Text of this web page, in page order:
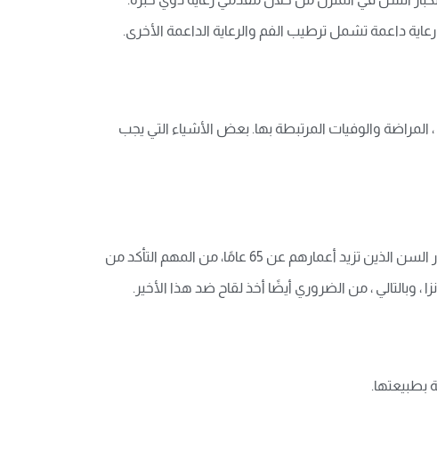
داعمة تشمل ترطيب الفم والرعاية الداعمة الأخرى.
، المراضة والوفيات المرتبطة بها. بعض الأشياء التي يجب
يعتبر لقاح المكورات الرئوية خطوة أولى مهمة في الوقاية من هذه الحالة. هناك نوعان من لقاحات المكورات الرئوية لكبار السن الذين تزيد أعمارهم عن 65 عامًا، من المهم التأكد من
، من الضروري أيضًا أخذ لقاح ضد هذا الأخير .
بطبيعتها.